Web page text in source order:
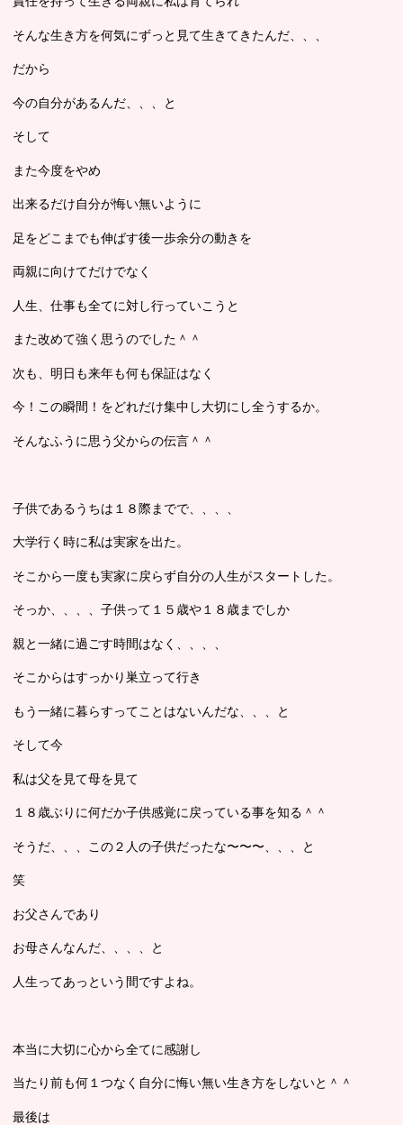
そんな生き方を何気にずっと見て生きてきたんだ、、、
だから
今の自分があるんだ、、、と
そして
また今度をやめ
出来るだけ自分が悔い無いように
足をどこまでも伸ばす後一歩余分の動きを
両親に向けてだけでなく
人生、仕事も全てに対し行っていこうと
また改めて強く思うのでした＾＾
次も、明日も来年も何も保証はなく
今！この瞬間！をどれだけ集中し大切にし全うするか。
そんなふうに思う父からの伝言＾＾
子供であるうちは１８際までで、、、、
大学行く時に私は実家を出た。
そこから一度も実家に戻らず自分の人生がスタートした。
そっか、、、、子供って１５歳や１８歳までしか
親と一緒に過ごす時間はなく、、、、
そこからはすっかり巣立って行き
もう一緒に暮らすってことはないんだな、、、と
そして今
私は父を見て母を見て
１８歳ぶりに何だか子供感覚に戻っている事を知る＾＾
そうだ、、、この２人の子供だったな〜〜〜、、、と
笑
お父さんであり
お母さんなんだ、、、、と
人生ってあっという間ですよね。
本当に大切に心から全てに感謝し
当たり前も何１つなく自分に悔い無い生き方をしないと＾＾
最後は